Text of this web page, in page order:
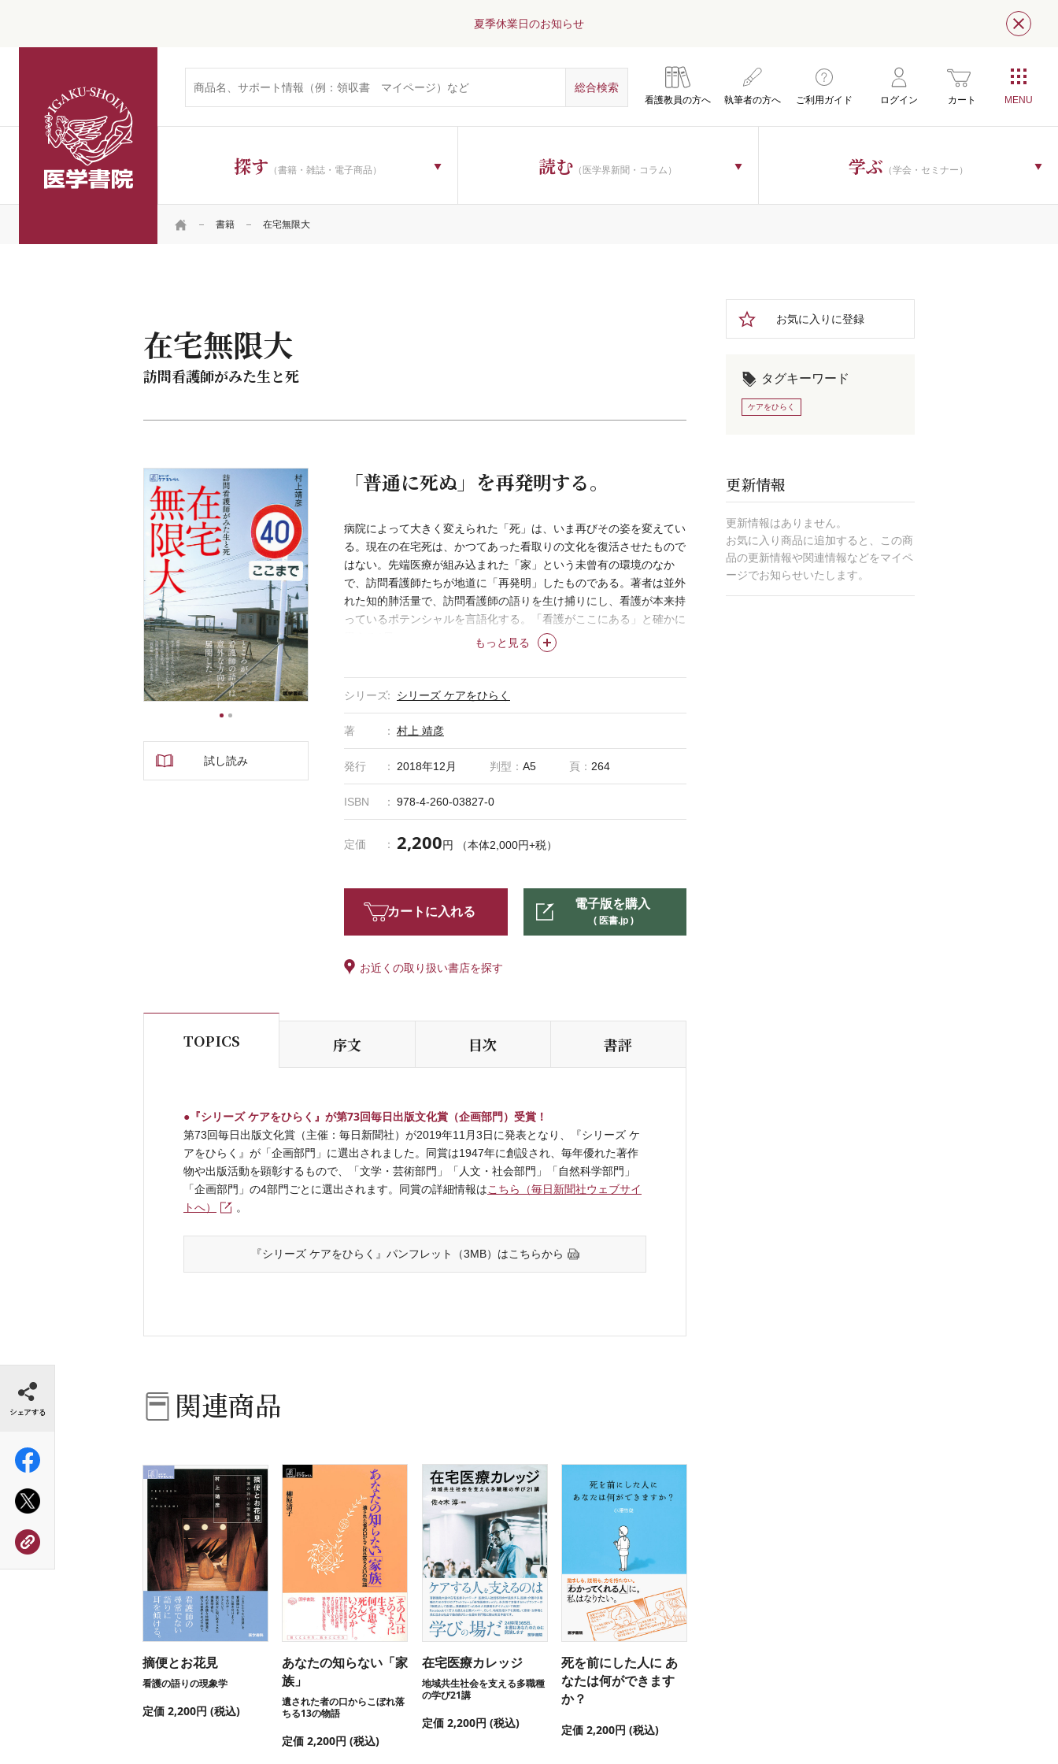
夏季休業日のお知らせ 閉じ
看護教員の方へ 執筆者の方へ ご利用ガイド ログイン カート
探す （書籍・雑誌・電子商品） 読む （医学界新聞・コラム） 学ぶ （学会・セミナー）
HOME 書籍 在宅無限大
在宅無限大
訪問看護師がみた生と死
1
試し読み
「普通に死ぬ」を再発明する。
もっと見る
病院によって大きく変えられた「死」は、いま再びその姿を変えてい
る。現在の在宅死は、かつてあった看取りの文化を復活させたもので
はない。先端医療が組み込まれた「家」という未曾有の環境のなか
で、訪問看護師たちが地道に「再発明」したものである。著者は並外
れた知的肺活量で、訪問看護師の語りを生け捕りにし、看護が本来持
っているポテンシャルを言語化する。「看護がここにある」と確かに
シリーズ シリーズ ケアをひらく
著 村上 靖彦
発行 2018年12月 判型： A5 頁： 264
ISBN 978-4-260-03827-0
定価 2,200円 （本体2,000円+税）
カートに入れる
電子版を購入
( 医書.jp )
お近くの取り扱い書店を探す
TOPICS 序文 目次 書評
●『シリーズ ケアをひらく』が第73回毎日出版文化賞（企画部門）受賞！
第73回毎日出版文化賞（主催：毎日新聞社）が2019年11月3日に発表となり、『シリーズ ケ
アをひらく』が「企画部門」に選出されました。同賞は1947年に創設され、毎年優れた著作
物や出版活動を顕彰するもので、「文学・芸術部門」「人文・社会部門」「自然科学部門」
「企画部門」の4部門ごとに選出されます。同賞の詳細情報はこちら（毎日新聞社ウェブサイ
トへ）
。
『シリーズ ケアをひらく』パンフレット（3MB）はこちらから
関連商品
摘便とお花見
看護の語りの現象学
定価 2,200円 (税込)
あなたの知らない「家
族」
遺された者の口からこぼれ落
ちる13の物語
定価 2,200円 (税込)
在宅医療カレッジ
地域共生社会を支える多職種
の学び21講
定価 2,200円 (税込)
死を前にした人に あ
なたは何ができます
か？
定価 2,200円 (税込)
お気に入りに登録
タグキーワード
ケアをひらく
更新情報
更新情報はありません。
お気に入り商品に追加すると、この商
品の更新情報や関連情報などをマイペ
ージでお知らせいたします。